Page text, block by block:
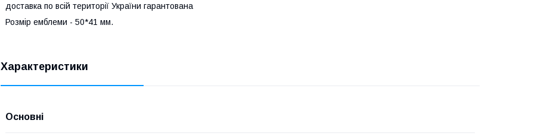
доставка по всій території України гарантована
Розмір емблеми - 50*41 мм.
Характеристики
Основні